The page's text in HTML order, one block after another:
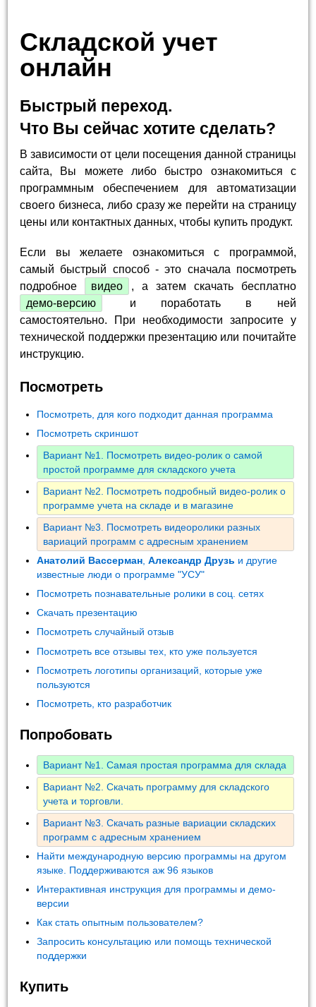
Складской учет
онлайн
Быстрый переход.
Что Вы сейчас хотите сделать?
В зависимости от цели посещения данной страницы
сайта, Вы можете либо быстро ознакомиться с
программным обеспечением для автоматизации
своего бизнеса, либо сразу же перейти на страницу
цены или контактных данных, чтобы купить продукт.
Если вы желаете ознакомиться с программой,
самый быстрый способ - это сначала посмотреть
подробное
видео
, а затем скачать бесплатно
демо-версию
и поработать в ней
самостоятельно. При необходимости запросите у
технической поддержки презентацию или почитайте
инструкцию.
Посмотреть
Посмотреть, для кого подходит данная программа
Посмотреть скриншот
Вариант №1. Посмотреть видео-ролик о самой
простой программе для складского учета
Вариант №2. Посмотреть подробный видео-ролик о
программе учета на складе и в магазине
Вариант №3. Посмотреть видеоролики разных
вариаций программ с адресным хранением
Анатолий Вассерман ,Александр Друзь и другие
известные люди о программе "УСУ"
Посмотреть познавательные ролики в соц. сетях
Скачать презентацию
Посмотреть случайный отзыв
Посмотреть все отзывы тех, кто уже пользуется
Посмотреть логотипы организаций, которые уже
пользуются
Посмотреть, кто разработчик
Попробовать
Вариант №1. Самая простая программа для склада
Вариант №2. Скачать программу для складского
учета и торговли.
Вариант №3. Скачать разные вариации складских
программ с адресным хранением
Найти международную версию программы на другом
языке. Поддерживаются аж 96 языков
Интерактивная инструкция для программы и демо-
версии
Как стать опытным пользователем?
Запросить консультацию или помощь технической
поддержки
Купить